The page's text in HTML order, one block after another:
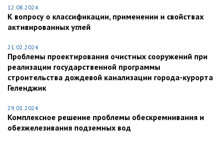
12.08.2024
К вопросу о классификации, применении и свойствах
активированных углей
21.02.2024
Проблемы проектирования очистных сооружений при
реализации государственной программы
строительства дождевой канализации города-курорта
Геленджик
29.01.2024
Комплексное решение проблемы обескремнивания и
обезжелезивания подземных вод